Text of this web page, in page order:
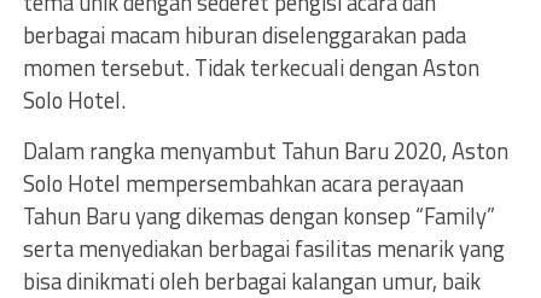
berbagai macam hiburan diselenggarakan pada
momen tersebut. Tidak terkecuali dengan Aston
Solo Hotel.
Dalam rangka menyambut Tahun Baru 2020, Aston
Solo Hotel mempersembahkan acara perayaan
Tahun Baru yang dikemas dengan konsep “Family”
serta menyediakan berbagai fasilitas menarik yang
bisa dinikmati oleh berbagai kalangan umur, baik